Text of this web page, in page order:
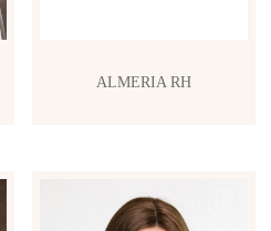
ALMERIA RH